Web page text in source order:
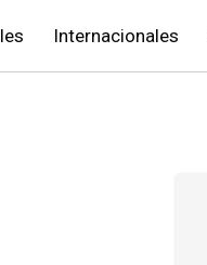
Internacionales